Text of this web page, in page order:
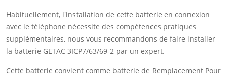
Habituellement, l'installation de cette batterie en connexion
avec le téléphone nécessite des compétences pratiques
supplémentaires, nous vous recommandons de faire installer
la batterie GETAC 3ICP7/63/69-2 par un expert.
Cette batterie convient comme batterie de Remplacement Pour